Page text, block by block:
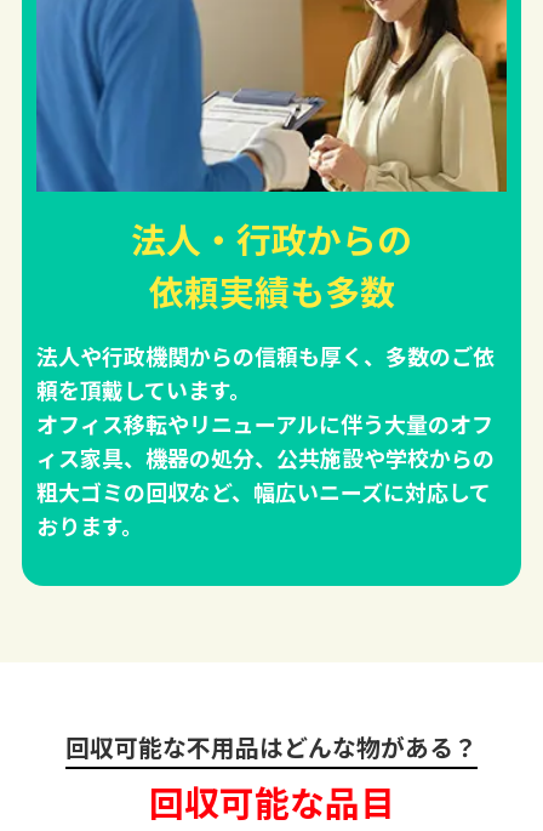
法人・行政からの
依頼実績も多数
法人や行政機関からの信頼も厚く、多数のご依
頼を頂戴しています。
オフィス移転やリニューアルに伴う大量のオフ
ィス家具、機器の処分、公共施設や学校からの
粗大ゴミの回収など、幅広いニーズに対応して
おります。
回収可能な不用品はどんな物がある？
回収可能な品目